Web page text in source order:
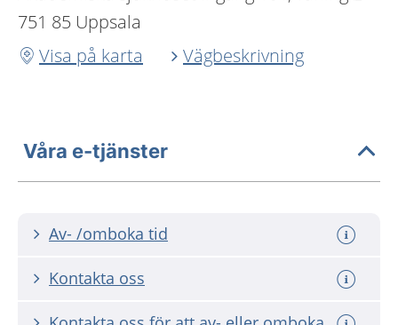
751 85 Uppsala
Visa på karta
Vägbeskrivning
Våra e-tjänster
Av- /omboka tid
Kontakta oss